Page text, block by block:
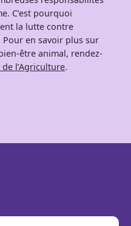
C’est pourquoi
la lutte contre
Pour en savoir plus sur
être animal, rendez-
l’Agriculture.